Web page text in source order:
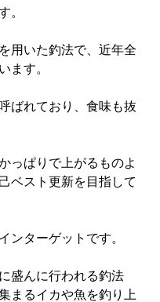
。
用いた釣法で、近年全
ます。
ばれており、食味も抜
っぱりで上がるものよ
ベスト更新を目指して
ンターゲットです。
盛んに行われる釣法
まるイカや魚を釣り上